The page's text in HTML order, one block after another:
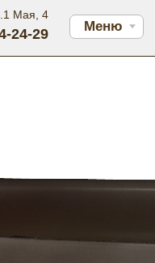
Меню